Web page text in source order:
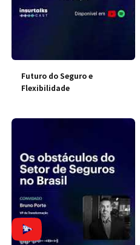
Futuro do Seguro e
Flexibilidade